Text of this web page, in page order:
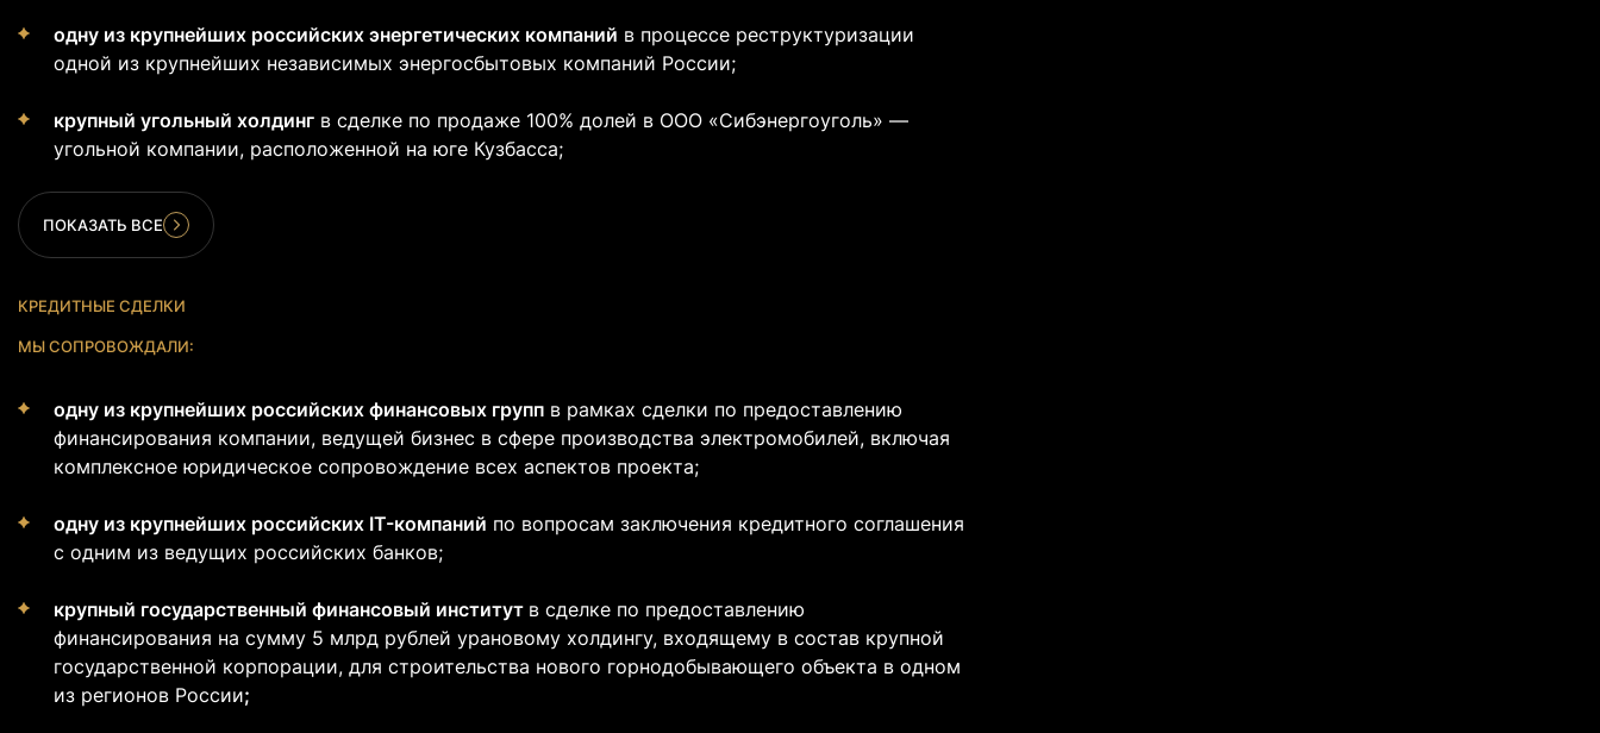
одну из крупнейших российских энергетических компаний в процессе реструктуризации
одной из крупнейших независимых энергосбытовых компаний России;
крупный угольный холдинг в сделке по продаже 100% долей в ООО «Сибэнергоуголь» —
угольной компании, расположенной на юге Кузбасса;
ПОКАЗАТЬ ВСЕ
КРЕДИТНЫЕ СДЕЛКИ
МЫ СОПРОВОЖДАЛИ:
одну из крупнейших российских финансовых групп в рамках сделки по предоставлению
финансирования компании, ведущей бизнес в сфере производства электромобилей, включая
комплексное юридическое сопровождение всех аспектов проекта;
одну из крупнейших российских IT-компаний по вопросам заключения кредитного соглашения
с одним из ведущих российских банков;
крупный государственный финансовый институт в сделке по предоставлению
финансирования на сумму 5 млрд рублей урановому холдингу, входящему в состав крупной
государственной корпорации, для строительства нового горнодобывающего объекта в одном
из регионов России;